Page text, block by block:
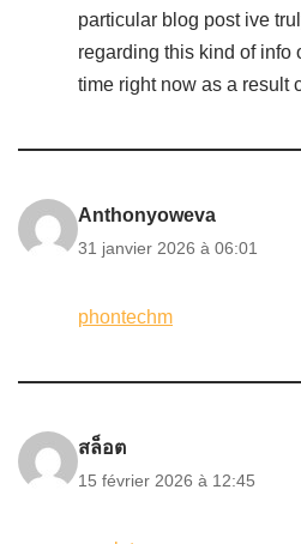
particular blog post ive
regarding this kind of info
time right now as a result
Anthonyoweva
31 janvier 2026 à 06:01
phontechm
สล็อต
15 février 2026 à 12:45